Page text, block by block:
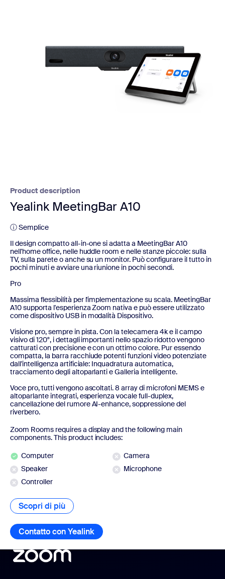
Product description
Yealink MeetingBar A10
ⓘ Semplice
Il design compatto all-in-one si adatta a MeetingBar A10
nell'home office, nelle huddle room e nelle stanze piccole: sulla
TV, sulla parete o anche su un monitor. Può configurare il tutto in
pochi minuti e avviare una riunione in pochi secondi.
Pro
Massima flessibilità per l'implementazione su scala. MeetingBar
A10 supporta l'esperienza Zoom nativa e può essere utilizzato
come dispositivo USB in modalità Dispositivo.
Visione pro, sempre in pista. Con la telecamera 4k e il campo
visivo di 120°, i dettagli importanti nello spazio ridotto vengono
catturati con precisione e con un ottimo colore. Pur essendo
compatta, la barra racchiude potenti funzioni video potenziate
dall'intelligenza artificiale: Inquadratura automatica,
tracciamento degli altoparlanti e Galleria intelligente.
Voce pro, tutti vengono ascoltati. 8 array di microfoni MEMS e
altoparlante integrati, esperienza vocale full-duplex,
cancellazione del rumore AI-enhance, soppressione del
riverbero.
Zoom Rooms requires a display and the following main
components. This product includes:
Computer
Camera
Speaker
Microphone
Controller
Scopri di più Scopri di più
Contatto con Yealink Contatto con Yealink